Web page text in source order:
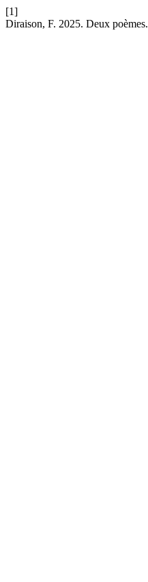
[1]
Diraison, F. 2025. Deux poèmes.